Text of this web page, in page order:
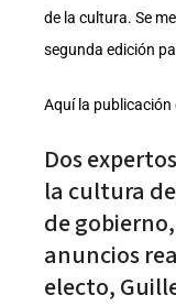
de la cultura. Se
segunda edición
Aquí la publicación
Dos
la cultura
de
anuncios
electo,